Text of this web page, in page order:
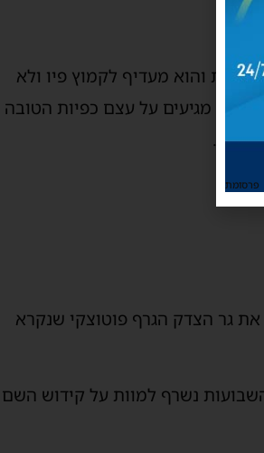
והוא מעדיף לקמוץ פיו ולא
מגיעים על עצם כפיות הטובה
ורגע.
גר הצדק הגרף פוטוצקי שנקרא
נשרף למוות על קידוש השם
פרסומת